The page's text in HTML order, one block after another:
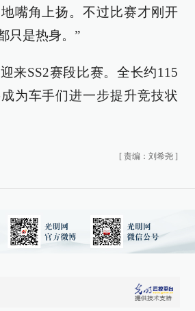
嘴角上扬。不过比赛才刚开
只是热身。”
来SS2赛段比赛。全长约115
为车手们进一步提升竞技状
[ 责编：刘希尧 ]